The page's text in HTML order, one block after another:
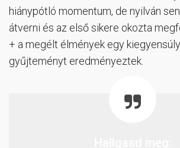
hiánypótló momentum, de nyilván
átverni és az első sikere okozta
+ a megélt élmények egy
gyűjteményt eredményeztek.